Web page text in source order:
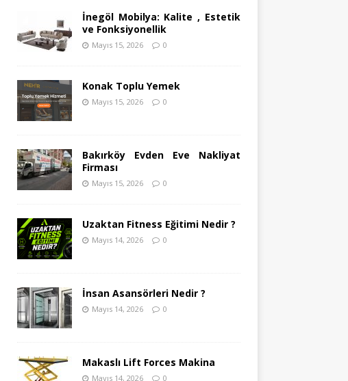
İnegöl Mobilya: Kalite , Estetik
ve Fonksiyonellik
Mayıs 15, 2026 0
Konak Toplu Yemek
Mayıs 15, 2026 0
Bakırköy Evden Eve Nakliyat
Firması
Mayıs 15, 2026 0
Uzaktan Fitness Eğitimi Nedir ?
Mayıs 14, 2026 0
İnsan Asansörleri Nedir ?
Mayıs 14, 2026 0
Makaslı Lift Forces Makina
Mayıs 14, 2026 0